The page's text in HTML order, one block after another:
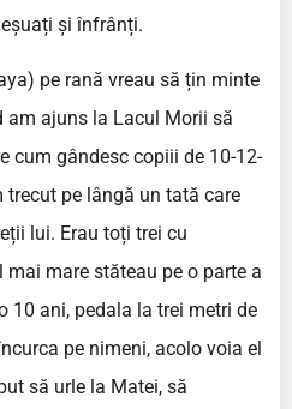
și înfrânți.
pe rană vreau să țin minte
ajuns la Lacul Morii să
cum gândesc copiii de 10-12-
pe lângă un tată care
lui. Erau toți trei cu
mare stăteau pe o parte a
10 ani, pedala la trei metri de
pe nimeni, acolo voia el
să urle la Matei, să